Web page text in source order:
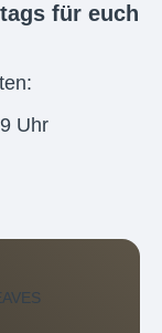
für euch
Uhr